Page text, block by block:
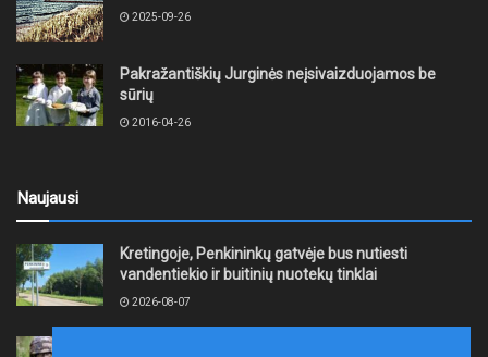
2025-09-26
Pakražantiškių Jurginės neįsivaizduojamos be
sūrių
2016-04-26
Naujausi
Kretingoje, Penkininkų gatvėje bus nutiesti
vandentiekio ir buitinių nuotekų tinklai
2026-08-07